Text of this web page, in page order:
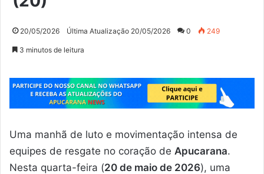
20/05/2026 Última Atualização 20/05/2026 0 249
3 minutos de leitura
Uma manhã de luto e movimentação intensa de
equipes de resgate no coração de Apucarana.
Nesta quarta-feira (20 de maio de 2026), uma